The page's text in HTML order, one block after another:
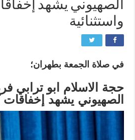
الصهيوني يشهد
واستثنائية
في صلاة الجمعة بطهران؛
حجة الاسلام ابو ترابي
الصهيوني يشهد إخفاقات